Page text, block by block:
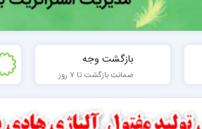
بازگشت وجه
ضمانت بازگشت تا 7 روز